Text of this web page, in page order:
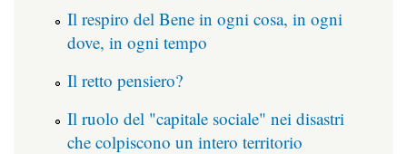
Il respiro del Bene in ogni cosa, in ogni
dove, in ogni tempo
Il retto pensiero?
Il ruolo del "capitale sociale" nei disastri
che colpiscono un intero territorio